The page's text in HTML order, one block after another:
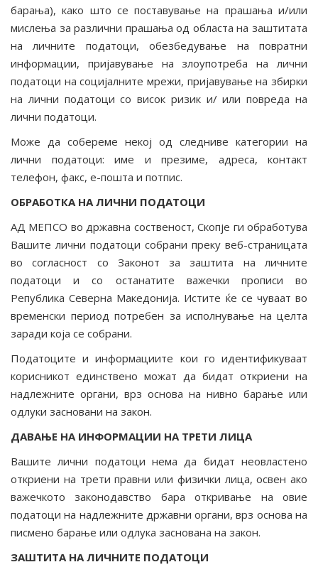
барања), како што се поставување на прашања и/или
мислења за различни прашања од областа на заштитата
на личните податоци, обезбедување на повратни
информации, пријавување на злоупотреба на лични
податоци на социјалните мрежи, пријавување на збирки
на лични податоци со висок ризик и/ или повреда на
лични податоци.
Може да собереме некој од следниве категории на
лични податоци: име и презиме, адреса, контакт
телефон, факс, е-пошта и потпис.
ОБРАБОТКА НА ЛИЧНИ ПОДАТОЦИ
АД МЕПСО во државна соственост, Скопје ги обработува
Вашите лични податоци собрани преку веб-страницата
во согласност со Законот за заштита на личните
податоци и со останатите важечки прописи во
Република Северна Македонија. Истите ќе се чуваат во
временски период потребен за исполнување на целта
заради која се собрани.
Податоците и информациите кои го идентификуваат
корисникот единствено можат да бидат откриени на
надлежните органи, врз основа на нивно барање или
одлуки засновани на закон.
ДАВАЊЕ НА ИНФОРМАЦИИ НА ТРЕТИ ЛИЦА
Вашите лични податоци нема да бидат неовластено
откриени на трети правни или физички лица, освен ако
важечкото законодавство бара откривање на овие
податоци на надлежните државни органи, врз основа на
писмено барање или одлука заснована на закон.
ЗАШТИТА НА ЛИЧНИТЕ ПОДАТОЦИ